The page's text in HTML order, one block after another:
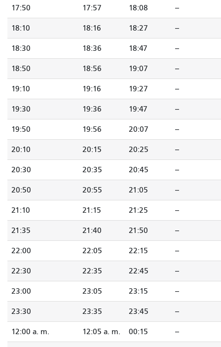
17:50 17:57 18:08 --
18:10 18:16 18:27 --
18:30 18:36 18:47 --
18:50 18:56 19:07 --
19:10 19:16 19:27 --
19:30 19:36 19:47 --
19:50 19:56 20:07 --
20:10 20:15 20:25 --
20:30 20:35 20:45 --
20:50 20:55 21:05 --
21:10 21:15 21:25 --
21:35 21:40 21:50 --
22:00 22:05 22:15 --
22:30 22:35 22:45 --
23:00 23:05 23:15 --
23:30 23:35 23:45 --
12:00 a. m. 12:05 a. m. 00:15 --